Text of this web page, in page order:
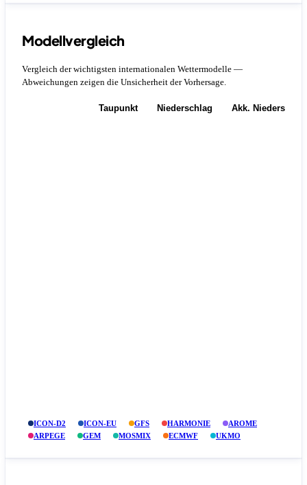
Modellvergleich
Vergleich der wichtigsten internationalen Wettermodelle —
Abweichungen zeigen die Unsicherheit der Vorhersage.
Taupunkt Niederschlag Akk.
ICON-D2 ICON-EU GFS HARMONIE
AROME
ARPEGE
GEM MOSMIX ECMWF UKMO